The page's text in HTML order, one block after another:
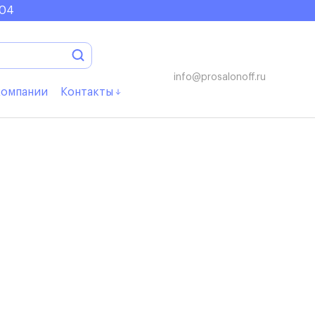
Контакты
info@prosalonoff.ru